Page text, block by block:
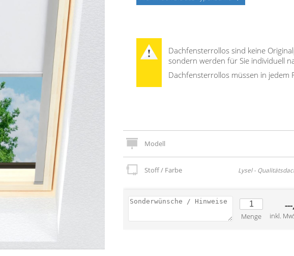
Dachfensterrollos sind keine
sondern werden für Sie individuell
Dachfensterrollos müssen in jedem
Modell
Stoff / Farbe Lysel -
Menge inkl.